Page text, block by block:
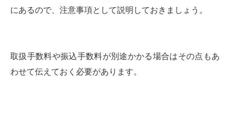
にあるので、注意事項として説明しておきましょう。
取扱手数料や振込手数料が別途かかる場合はその点もあ
わせて伝えておく必要があります。